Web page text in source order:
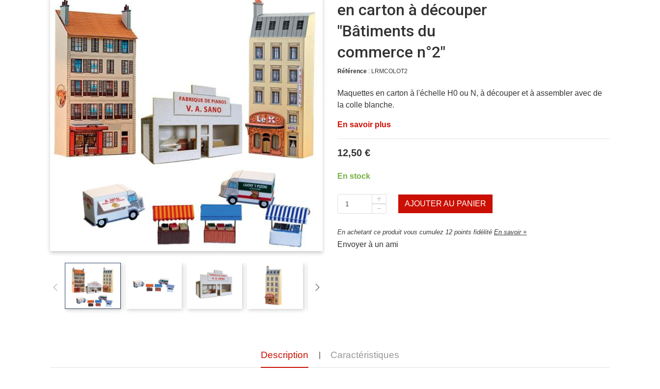
en carton à découper
"Bâtiments du
commerce n°2"
Référence : LRMCOLOT2
Maquettes en carton à l'échelle H0 ou N, à découper et à assembler avec de
la colle blanche.
En savoir plus
12,50 €
En stock
AJOUTER AU PANIER
En achetant ce produit vous cumulez 12 points fidélité En savoir +
Envoyer à un ami
Description Caractéristiques